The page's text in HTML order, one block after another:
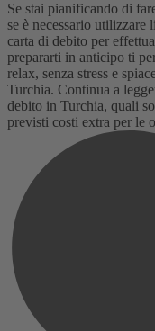
Se stai pianificando di
se è necessario utilizzare
carta di debito per
prepararti in anticipo ti
relax, senza stress e
Turchia. Continua a
debito in Turchia, quali
previsti costi extra per le